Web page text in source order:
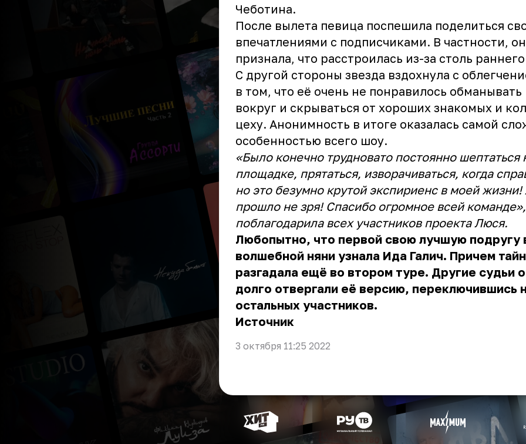
Чеботина.
После вылета певица поспешила поделиться
впечатлениями с подписчиками. В частности,
признала, что расстроилась из-за столь
С другой стороны звезда вздохнула с
в том, что её очень не понравилось обманывать
вокруг и скрываться от хороших знакомых и
цеху. Анонимность в итоге оказалась самой
особенностью всего шоу.
«Было конечно трудновато постоянно шептаться
площадке, прятаться, изворачиваться, когда
но это безумно крутой экспириенс в моей жизни!
прошло не зря! Спасибо огромное всей
поблагодарила всех участников проекта Люся.
Любопытно, что первой свою лучшую подругу
волшебной няни узнала Ида Галич. Причем
разгадала ещё во втором туре. Другие судьи
долго отвергали её версию, переключившись
остальных участников.
Источник
3 октября 11:25 2022